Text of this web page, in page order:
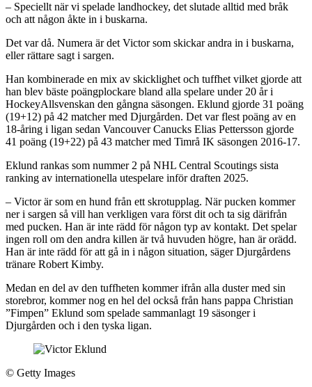
– Speciellt när vi spelade landhockey, det slutade alltid med bråk
och att någon åkte in i buskarna.
Det var då. Numera är det Victor som skickar andra in i buskarna,
eller rättare sagt i sargen.
Han kombinerade en mix av skicklighet och tuffhet vilket gjorde att
han blev bäste poängplockare bland alla spelare under 20 år i
HockeyAllsvenskan den gångna säsongen. Eklund gjorde 31 poäng
(19+12) på 42 matcher med Djurgården. Det var flest poäng av en
18-åring i ligan sedan Vancouver Canucks Elias Pettersson gjorde
41 poäng (19+22) på 43 matcher med Timrå IK säsongen 2016-17.
Eklund rankas som nummer 2 på NHL Central Scoutings sista
ranking av internationella utespelare inför draften 2025.
– Victor är som en hund från ett skrotupplag. När pucken kommer
ner i sargen så vill han verkligen vara först dit och ta sig därifrån
med pucken. Han är inte rädd för någon typ av kontakt. Det spelar
ingen roll om den andra killen är två huvuden högre, han är orädd.
Han är inte rädd för att gå in i någon situation, säger Djurgårdens
tränare Robert Kimby.
Medan en del av den tuffheten kommer ifrån alla duster med sin
storebror, kommer nog en hel del också från hans pappa Christian
”Fimpen” Eklund som spelade sammanlagt 19 säsonger i
Djurgården och i den tyska ligan.
© Getty Images